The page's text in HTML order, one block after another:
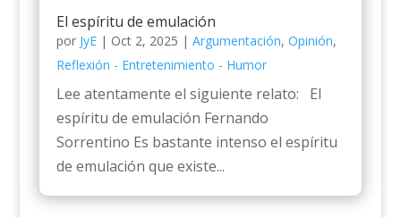
El espíritu de emulación
por JyE| Oct 2, 2025 | Argumentación, Opinión,
Reflexión - Entretenimiento - Humor
Lee atentamente el siguiente relato: El
espíritu de emulación Fernando
Sorrentino Es bastante intenso el espíritu
de emulación que existe...